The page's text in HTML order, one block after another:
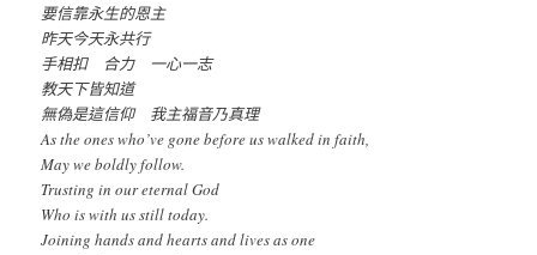
要信靠永生的恩主
昨天今天永共行
手相扣 合力 一心一志
教天下皆知道
無偽是這信仰 我主福音乃真理
As the ones who’ve gone before us walked in faith,
May we boldly follow.
Trusting in our eternal God
Who is with us still today.
Joining hands and hearts and lives as one